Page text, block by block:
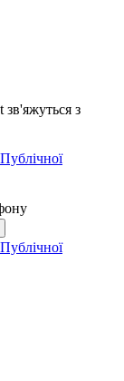
з
Публічної
Публічної